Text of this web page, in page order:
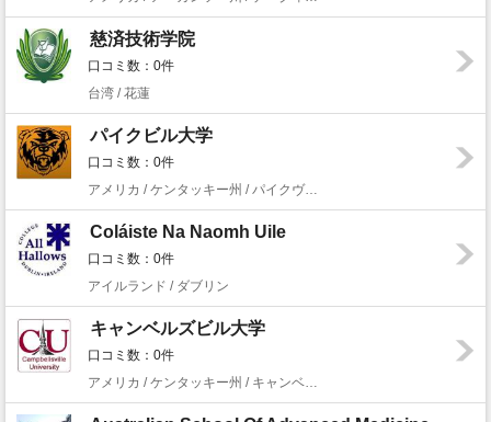
慈済技術学院
口コミ数：0件
台湾 / 花蓮
パイクビル大学
口コミ数：0件
アメリカ / ケンタッキー州 / パイクヴィル
Coláiste Na Naomh Uile
口コミ数：0件
アイルランド / ダブリン
キャンベルズビル大学
口コミ数：0件
アメリカ / ケンタッキー州 / キャンベルズビル